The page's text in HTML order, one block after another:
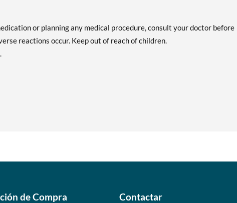
or planning any medical procedure, consult your doctor before
reactions occur. Keep out of reach of children.
de Compra Contactar